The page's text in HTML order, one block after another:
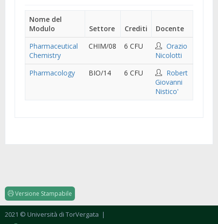
Nome del
Modulo
Settore Crediti
Docente
Pharmaceutical
Chemistry
CHIM/08 6 CFU
Orazio
Nicolotti
Pharmacology
BIO/14 6 CFU
Robert
Giovanni
Nistico'
Versione Stampabile
2021 © Università di TorVergata |